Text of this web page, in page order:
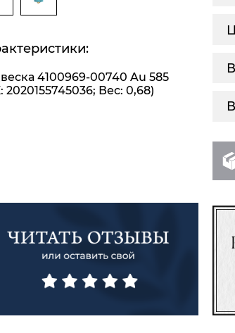
4100969-00740 Au 585
Вес: 0,68)